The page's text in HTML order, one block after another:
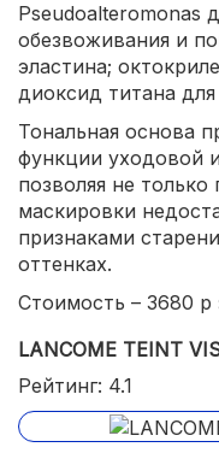
Pseudoalteromonas
обезвоживания и
эластина;
диоксид титана
Тональная основа
функции уходовой
позволяя не
маскировки
признаками
оттенках.
Стоимость – 3680 р
LANCOME TEINT
Рейтинг: 4.1